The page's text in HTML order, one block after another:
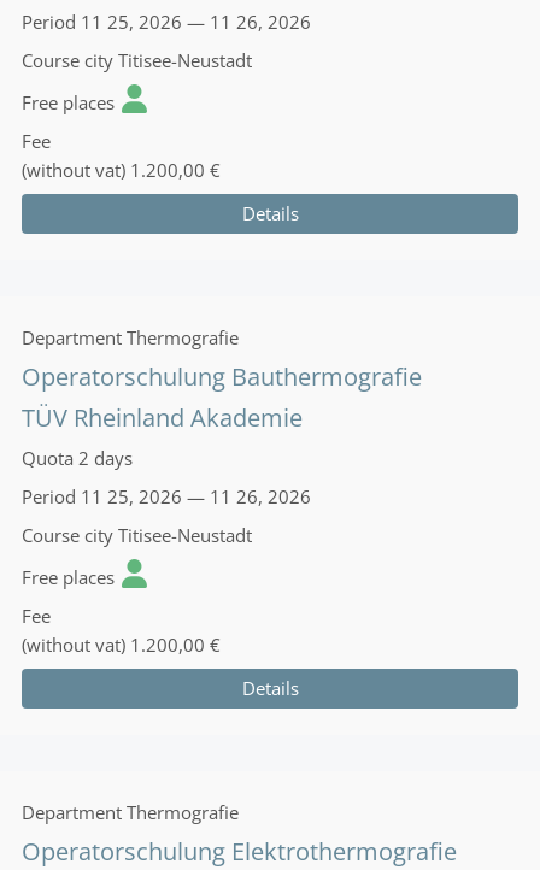
Period 11 25, 2026 — 11 26, 2026
Course city Titisee-Neustadt
Free places
Fee
(without vat) 1.200,00 €
Details
Department Thermografie
Operatorschulung Bauthermografie
TÜV Rheinland Akademie
Quota 2 days
Period 11 25, 2026 — 11 26, 2026
Course city Titisee-Neustadt
Free places
Fee
(without vat) 1.200,00 €
Details
Department Thermografie
Operatorschulung Elektrothermografie